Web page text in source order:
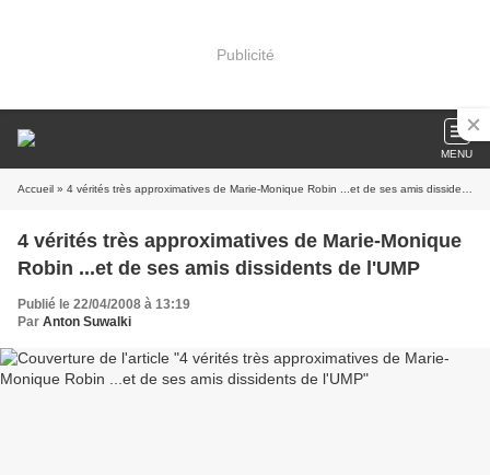
Publicité
MENU
Accueil » 4 vérités très approximatives de Marie-Monique Robin ...et de ses amis dissidents de l'UMP
4 vérités très approximatives de Marie-Monique
Robin ...et de ses amis dissidents de l'UMP
Publié le 22/04/2008 à 13:19
Par Anton Suwalki